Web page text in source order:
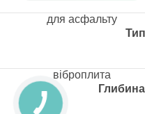
для асфальту
віброплита